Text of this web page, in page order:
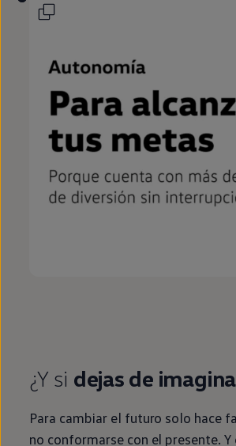
¿Y si dejas de
Para cambiar el futuro solo hace
no conformarse con el presente. Y